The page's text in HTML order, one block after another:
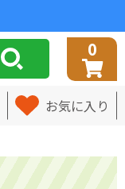
0
お気に入り